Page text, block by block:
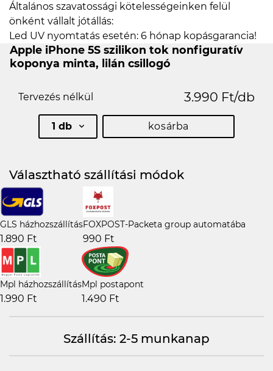
Általános szavatossági kötelességeinken felül
önként vállalt jótállás:
Led UV nyomtatás esetén: 6 hónap kopásgarancia!
Apple iPhone 5S szilikon tok nonfiguratív
koponya minta, lilán csillogó
Tervezés nélkül 3.990 Ft/db
1 db kosárba
Választható szállítási módok
GLS házhozszállítás
1.890 Ft
FOXPOST-Packeta group automatába
990 Ft
Mpl házhozszállítás
1.990 Ft
Mpl postapont
1.490 Ft
Szállítás: 2-5 munkanap